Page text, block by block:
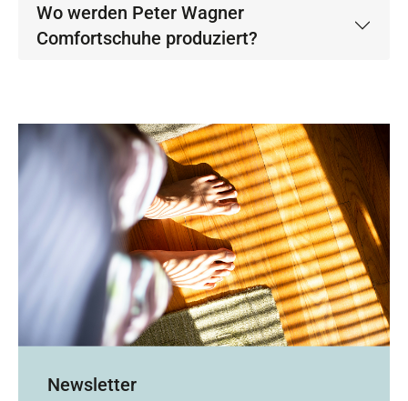
Wo werden Peter Wagner
Comfortschuhe produziert?
Newsletter